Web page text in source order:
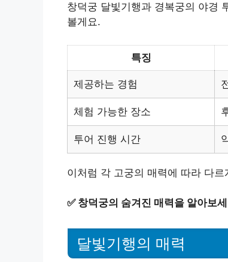
창덕궁 달빛기행과 경복궁의 야경
볼게요.
특징
제공하는 경험
체험 가능한 장소
투어 진행 시간
이처럼 각 고궁의 매력에 따라 다
✅ 창덕궁의 숨겨진 매력을 알아보
달빛기행의 매력